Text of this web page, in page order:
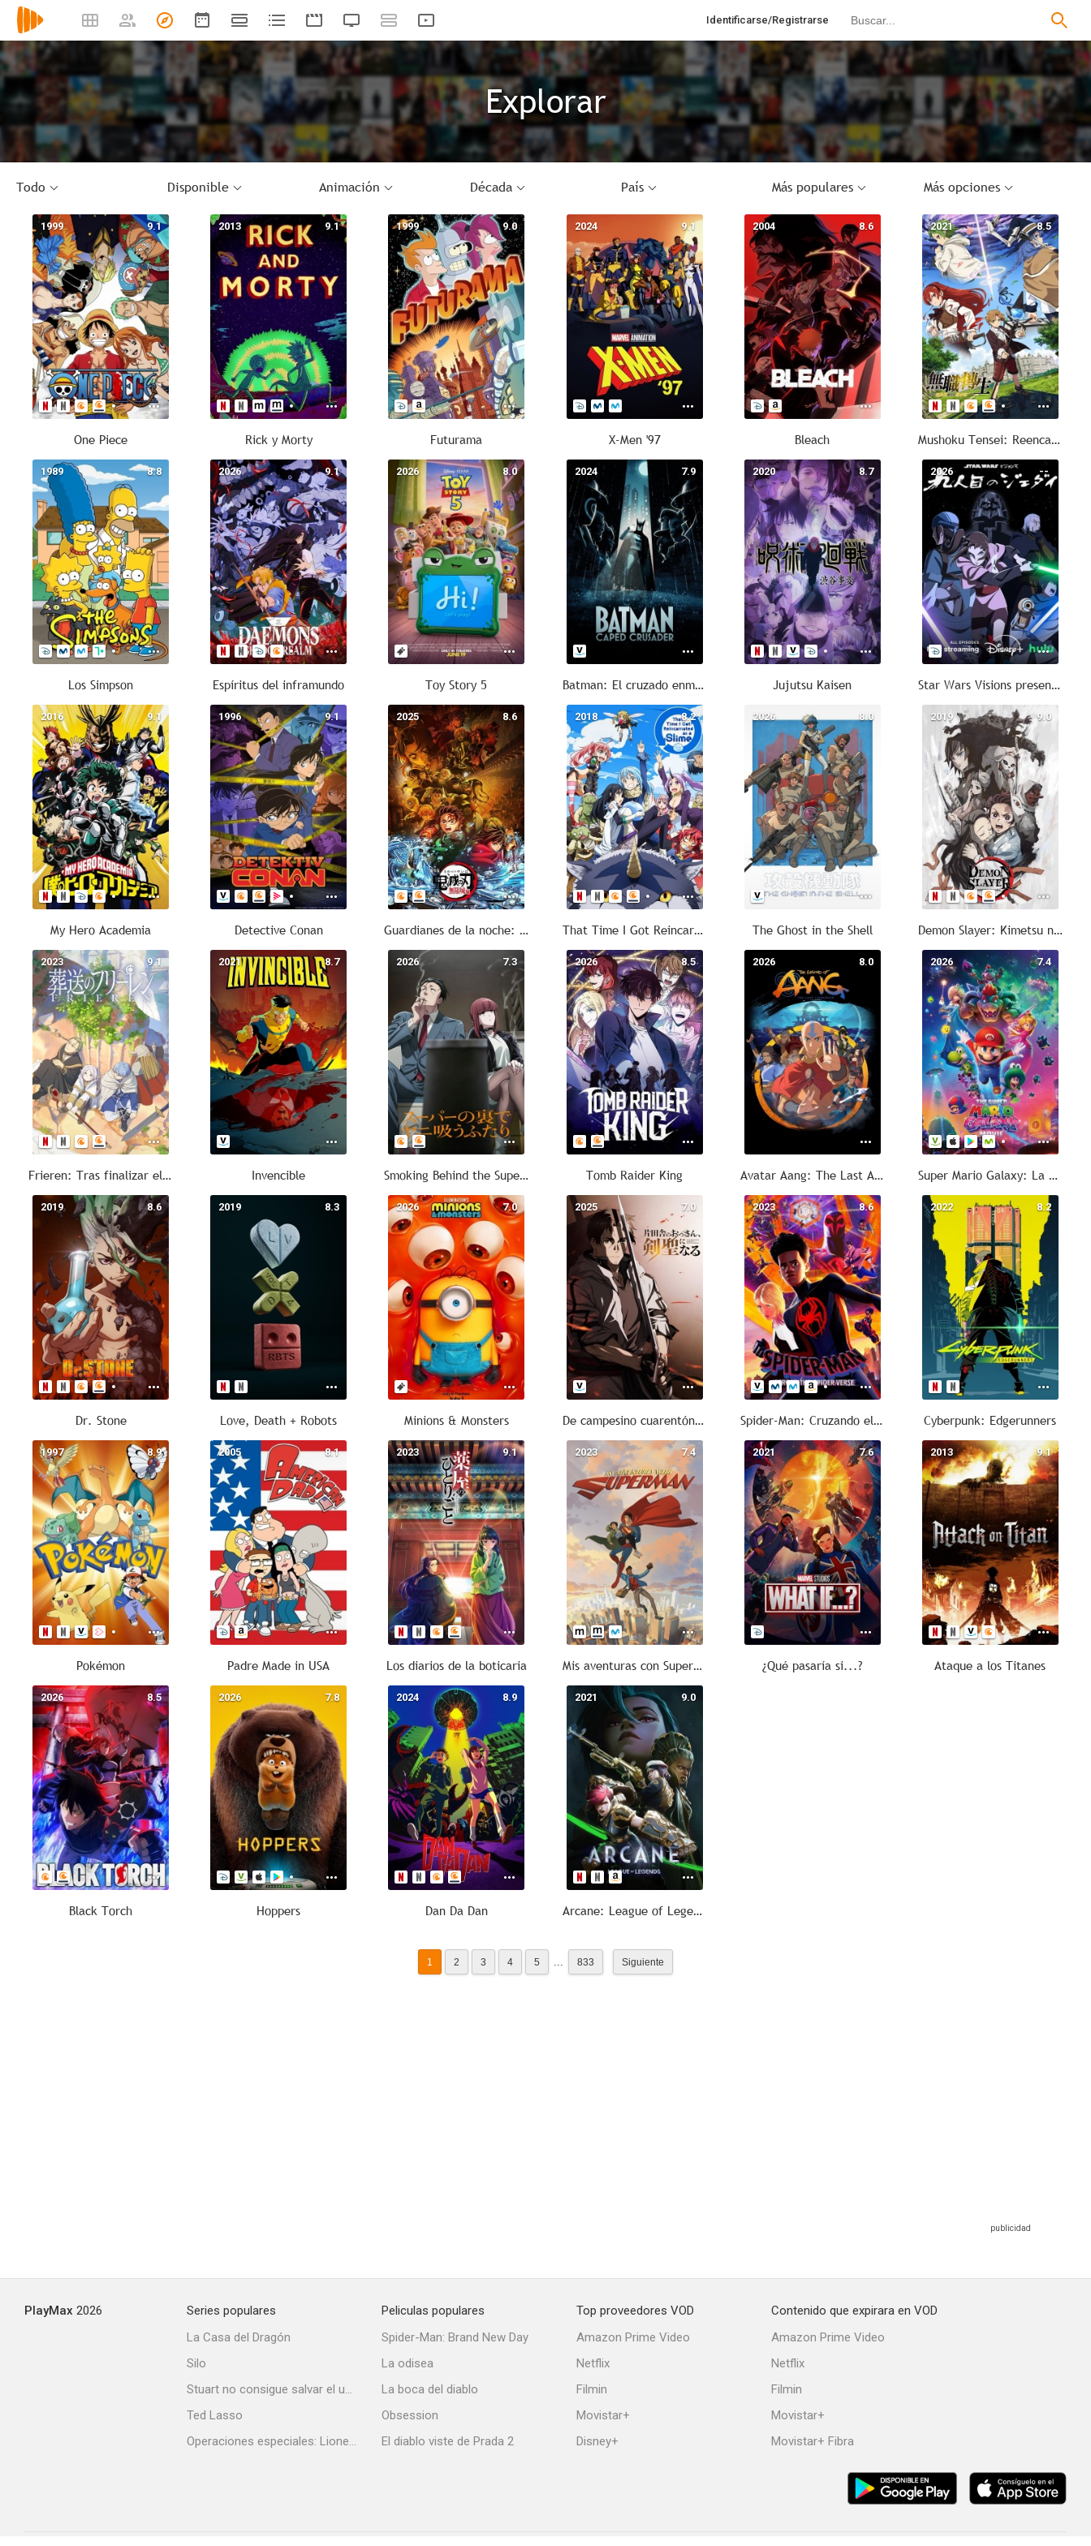
Identificarse/Registrarse
Explorar
Todo Disponible Animación Década País Más populares Más opciones
9.1
1999
One Piece
9.1
2013
Rick y Morty
9.0
1999
Futurama
9.1
2024
X-Men '97
8.6
2004
Bleach
8.5
2021
Mushoku Tensei: Reencarnación desde cero
8.8
1989
Los Simpson
9.1
2026
Espíritus del inframundo
8.0
2026
Toy Story 5
7.9
2024
Batman: El cruzado enmascarado
8.7
2020
Jujutsu Kaisen
--
2026
Star Wars Visions presenta: La jedi número 9
9.1
2016
My Hero Academia
9.1
1996
Detective Conan
8.6
2025
Guardianes de la noche: Kimetsu no Yaiba - La fortaleza infinita
8.2
2018
That Time I Got Reincarnated as a Slime
8.0
2026
The Ghost in the Shell
9.0
2019
Demon Slayer: Kimetsu no Yaiba
9.1
2023
Frieren: Tras finalizar el viaje
8.7
2021
Invencible
7.3
2026
Smoking Behind the Supermarket with You
8.5
2026
Tomb Raider King
8.0
2026
Avatar Aang: The Last Airbender
7.4
2026
Super Mario Galaxy: La película
8.6
2019
Dr. Stone
8.3
2019
Love, Death + Robots
7.0
2026
Minions & Monsters
7.0
2025
De campesino cuarentón a espadachín legendario
8.6
2023
Spider-Man: Cruzando el Multiverso
8.2
2022
Cyberpunk: Edgerunners
8.9
1997
Pokémon
8.1
2005
Padre Made in USA
9.1
2023
Los diarios de la boticaria
7.4
2023
Mis aventuras con Superman
7.6
2021
¿Qué pasaría si...?
9.1
2013
Ataque a los Titanes
8.5
2026
Black Torch
7.8
2026
Hoppers
8.9
2024
Dan Da Dan
9.0
2021
Arcane: League of Legends
1 2 3 4 5 ... 833 Siguiente
PlayMax 2026
Series populares
La Casa del Dragón
Silo
Stuart no consigue salvar el universo
Ted Lasso
Operaciones especiales: Lioness
Peliculas populares
Spider-Man: Brand New Day
La odisea
La boca del diablo
Obsession
El diablo viste de Prada 2
Top proveedores VOD
Amazon Prime Video
Netflix
Filmin
Movistar+
Disney+
Contenido que expirara en VOD
Amazon Prime Video
Netflix
Filmin
Movistar+
Movistar+ Fibra